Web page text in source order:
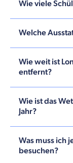
Wie viele
Welche
Wie weit ist
entfernt?
Wie ist das
Jahr?
Was muss ich
besuchen?